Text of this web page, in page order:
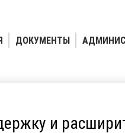
ДОКУМЕНТЫ
и